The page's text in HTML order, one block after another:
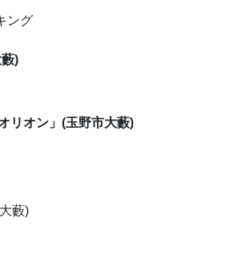
ング
)
リオン」(玉野市大藪)
藪)